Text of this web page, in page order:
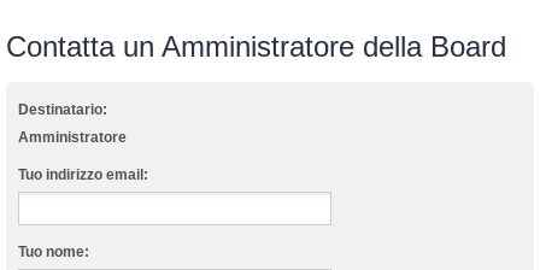
Contatta un Amministratore della Board
Destinatario:
Amministratore
Tuo indirizzo email:
Tuo nome: